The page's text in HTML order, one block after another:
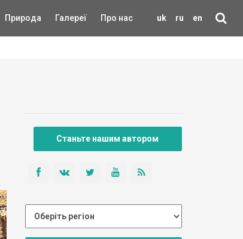
uk ru en
Природа Галереї Про нас
Станьте нашим автором